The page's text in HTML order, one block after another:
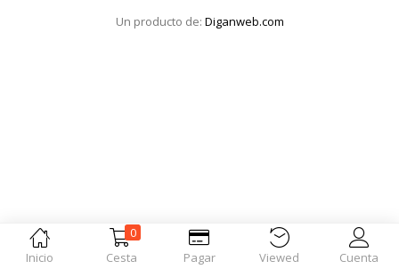
Inicio
0
Cesta
Pagar Viewed Cuenta
Un producto de: Diganweb.com